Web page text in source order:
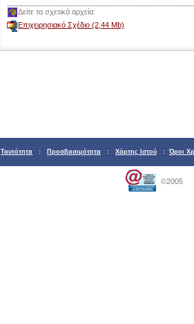
Δείτε τα σχετικά αρχεία:
Επιχειρησιακό Σχέδιο (2,44 Mb)
Ταυτότητα : Προσβασιμότητα : Χάρτης Ιστού : Όροι
©2005